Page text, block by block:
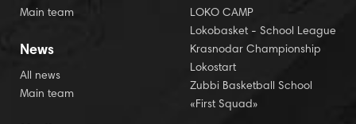
Main team
News
All news
Main team
LOKO CAMP
Lokobasket - School League
Krasnodar Championship
Lokostart
Zubbi Basketball School
«First Squad»